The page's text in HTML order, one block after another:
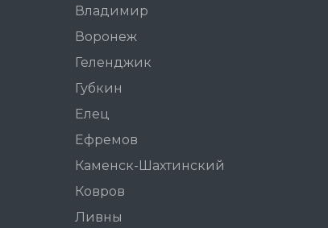
Владимир
Воронеж
Геленджик
Губкин
Елец
Ефремов
Каменск-Шахтинский
Ковров
Ливны